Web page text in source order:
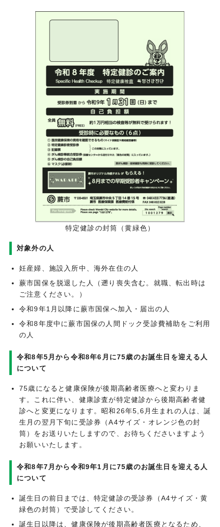
特定健診の封筒（黄緑色）
対象外の人
妊産婦、施設入所中、海外在住の人
蕨市国保を脱退した人（遡り喪失含む。就職、転出時は
ご注意ください。）
令和9年1月以降に蕨市国保へ加入・届出の人
令和8年度中に蕨市国保の人間ドック受診費補助をご利用
の人
令和8年5月から令和8年6月に75歳のお誕生日を迎える人
について
75歳になると健康保険が後期高齢者医療へと変わりま
す。これに伴い、健康診査が特定健診から後期高齢者健
診へと変更になります。昭和26年5,6月生まれの人は、誕
生月の翌月下旬に受診券（A4サイズ・オレンジ色の封
筒）をお送りいたしますので、お待ちくださいますよう
お願いいたします。
令和8年7月から令和9年1月に75歳のお誕生日を迎える人
について
誕生日の前日までは、特定健診の受診券（A4サイズ・黄
緑色の封筒）で受診してください。
誕生日以降は、健康保険が後期高齢者医療となるため、